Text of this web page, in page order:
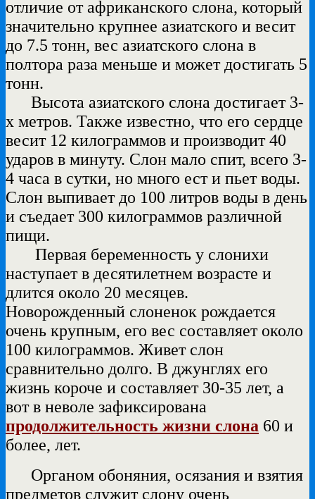
отличие от африканского слона, который
значительно крупнее азиатского и весит
до 7.5 тонн, вес азиатского слона в
полтора раза меньше и может достигать 5
тонн.
Высота азиатского слона достигает 3-
х метров. Также известно, что его сердце
весит 12 килограммов и производит 40
ударов в минуту. Слон мало спит, всего 3-
4 часа в сутки, но много ест и пьет воды.
Слон выпивает до 100 литров воды в день
и съедает 300 килограммов различной
пищи.
Первая беременность у слонихи
наступает в десятилетнем возрасте и
длится около 20 месяцев.
Новорожденный слоненок рождается
очень крупным, его вес составляет около
100 килограммов. Живет слон
сравнительно долго. В джунглях его
жизнь короче и составляет 30-35 лет, а
вот в неволе зафиксирована
продолжительность жизни слона 60 и
более, лет.
Органом обоняния, осязания и взятия
предметов служит слону очень